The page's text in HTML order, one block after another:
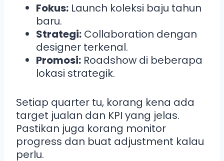
Fokus: Launch koleksi baju tahun
baru.
Strategi: Collaboration dengan
designer terkenal.
Promosi: Roadshow di beberapa
lokasi strategik.
Setiap quarter tu, korang kena ada
target jualan dan KPI yang jelas.
Pastikan juga korang monitor
progress dan buat adjustment kalau
perlu.